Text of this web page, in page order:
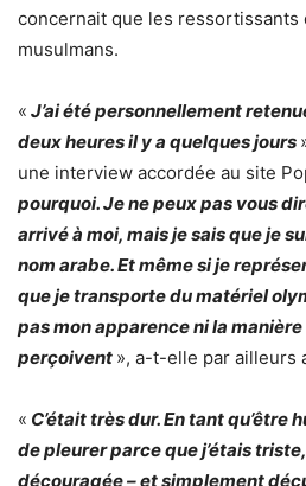
concernait que les ressortissants
musulmans.
« J’ai été personnellement
deux heures il y a quelques jours
une interview accordée au site
pourquoi. Je ne peux pas vous
arrivé à moi, mais je sais que je
nom arabe. Et même si je
que je transporte du matériel
pas mon apparence ni la
perçoivent », a-t-elle par ailleurs
« C’était très dur. En tant qu’être
de pleurer parce que j’étais
découragée – et simplement